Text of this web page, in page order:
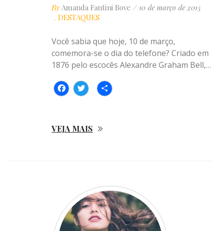
By Amanda Fantini Bove
10 de março de 2015
DESTAQUES
Você sabia que hoje, 10 de março,
comemora-se o dia do telefone? Criado em
1876 pelo escocês Alexandre Graham Bell,…
VEJA MAIS